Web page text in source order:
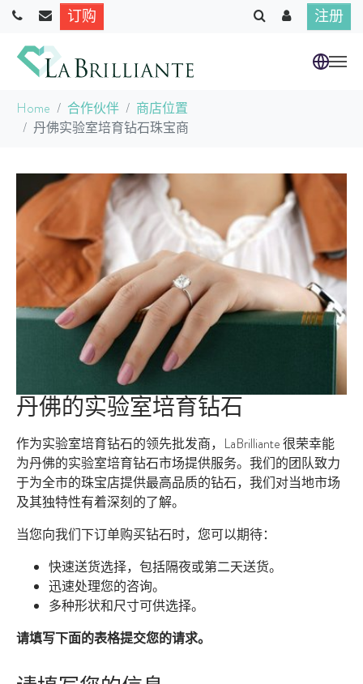
跳到主要内容
订购 注册
当前位置：
Home 合作伙伴
商店位置
丹佛实验室培育钻石珠宝商
丹佛的实验室培育钻石
作为实验室培育钻石的领先批发商，LaBrilliante 很荣幸能
为丹佛的实验室培育钻石市场提供服务。我们的团队致力
于为全市的珠宝店提供最高品质的钻石，我们对当地市场
及其独特性有着深刻的了解。
当您向我们下订单购买钻石时，您可以期待：
快速送货选择，包括隔夜或第二天送货。
迅速处理您的咨询。
多种形状和尺寸可供选择。
请填写下面的表格提交您的请求。